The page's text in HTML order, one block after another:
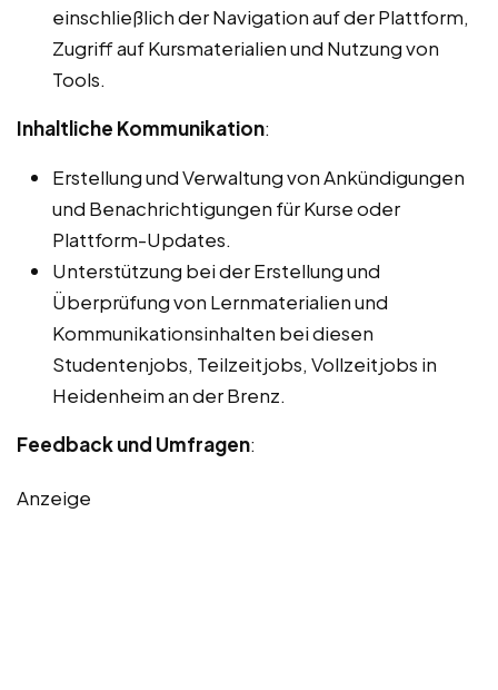
einschließlich der Navigation auf der Plattform,
Zugriff auf Kursmaterialien und Nutzung von
Tools.
Inhaltliche Kommunikation:
Erstellung und Verwaltung von Ankündigungen
und Benachrichtigungen für Kurse oder
Plattform-Updates.
Unterstützung bei der Erstellung und
Überprüfung von Lernmaterialien und
Kommunikationsinhalten bei diesen
Studentenjobs, Teilzeitjobs, Vollzeitjobs in
Heidenheim an der Brenz.
Feedback und Umfragen:
Anzeige